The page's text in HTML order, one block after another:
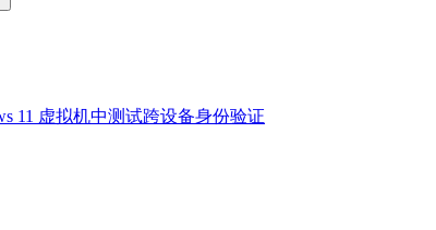
11 虚拟机中测试跨设备身份验证